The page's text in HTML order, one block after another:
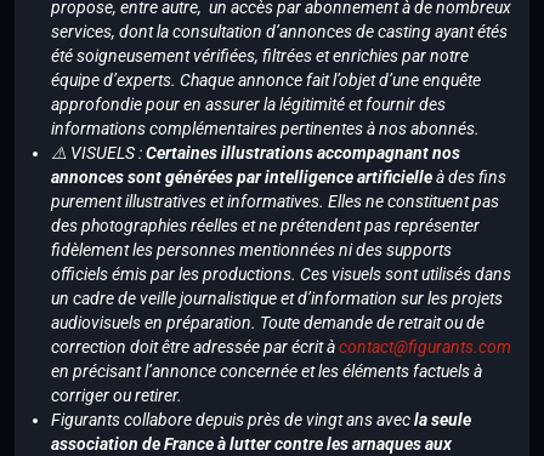
propose, entre autre, un accès par abonnement à de nombreux
services, dont la consultation d’annonces de casting ayant étés
été soigneusement vérifiées, filtrées et enrichies par notre
équipe d’experts. Chaque annonce fait l’objet d’une enquête
approfondie pour en assurer la légitimité et fournir des
informations complémentaires pertinentes à nos abonnés.
⚠️ VISUELS :Certaines illustrations accompagnant nos
annonces sont générées par intelligence artificielleà des fins
purement illustratives et informatives. Elles ne constituent pas
des photographies réelles et ne prétendent pas représenter
fidèlement les personnes mentionnées ni des supports
officiels émis par les productions. Ces visuels sont utilisés dans
un cadre de veille journalistique et d’information sur les projets
audiovisuels en préparation. Toute demande de retrait ou de
correction doit être adressée par écrit àcontact@figurants.com
en précisant l’annonce concernée et les éléments factuels à
corriger ou retirer.
Figurants collabore depuis près de vingt ans avecla seule
association de France à lutter contre les arnaques aux